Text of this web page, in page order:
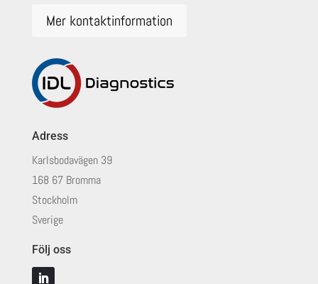
Mer kontaktinformation
Adress
Karlsbodavägen 39
168 67 Bromma
Stockholm
Sverige
Följ oss